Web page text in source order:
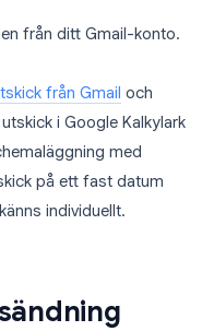
från ditt Gmail-konto.
från Gmail och
i Google Kalkylark
med
på ett fast datum
individuellt.